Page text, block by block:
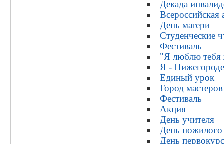
Декада
День матери
Студенческие
Фестиваль
"Я люблю тебя
Я -
Единый урок
Город мастеров
Фестиваль
Акция
День учителя
День пожилого
День